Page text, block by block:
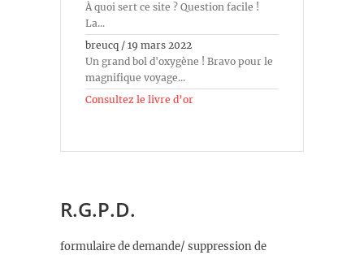
À quoi sert ce site ? Question facile !
La...
breucq / 19 mars 2022
Un grand bol d'oxygène ! Bravo pour le
magnifique voyage...
Consultez le livre d’or
R.G.P.D.
formulaire de demande/ suppression de